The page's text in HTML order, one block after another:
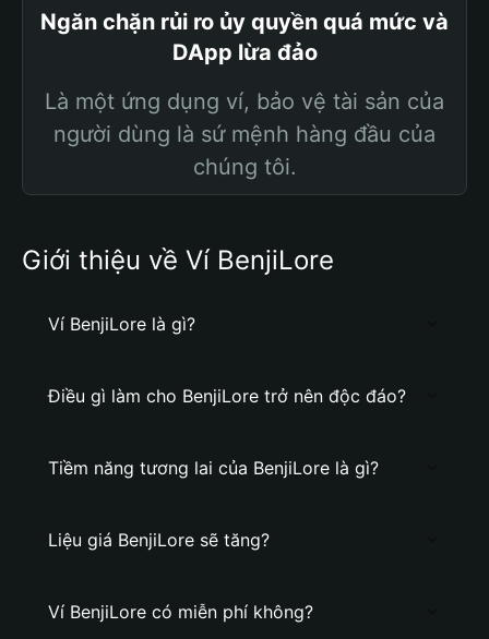
Ngăn chặn rủi ro ủy quyền quá mức và
DApp lừa đảo
Là một ứng dụng ví, bảo vệ tài sản của
người dùng là sứ mệnh hàng đầu của
chúng tôi.
Giới thiệu về Ví BenjiLore
Ví BenjiLore là gì?
Điều gì làm cho BenjiLore trở nên độc đáo?
Tiềm năng tương lai của BenjiLore là gì?
Liệu giá BenjiLore sẽ tăng?
Ví BenjiLore có miễn phí không?